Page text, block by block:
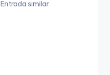
Entrada similar